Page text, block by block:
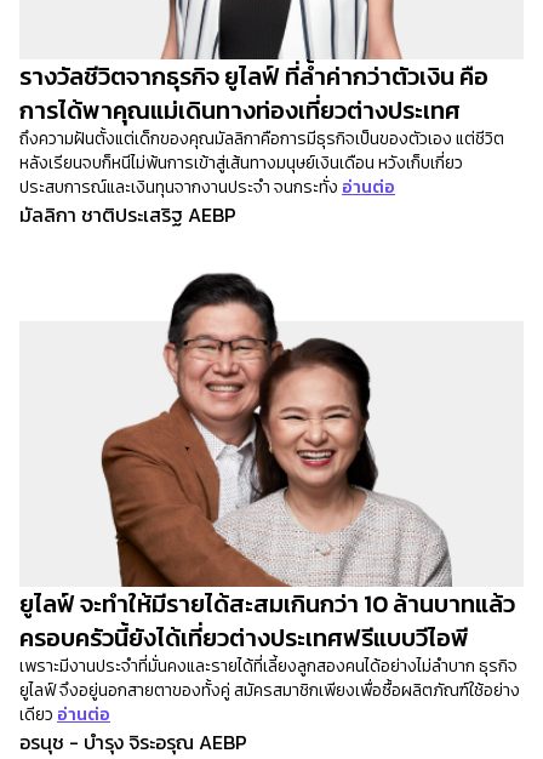
รางวัลชีวิตจากธุรกิจ ยูไลฟ์ ที่ล้ำค่ากว่าตัวเงิน คือ
การได้พาคุณแม่เดินทางท่องเที่ยวต่างประเทศ
ถึงความฝันตั้งแต่เด็กของคุณมัลลิกาคือการมีธุรกิจเป็นของตัวเอง แต่ชีวิต
หลังเรียนจบก็หนีไม่พ้นการเข้าสู่เส้นทางมนุษย์เงินเดือน หวังเก็บเกี่ยว
ประสบการณ์และเงินทุนจากงานประจำ จนกระทั่งอ่านต่อ
มัลลิกา ชาติประเสริฐ AEBP
ยูไลฟ์ จะทำให้มีรายได้สะสมเกินกว่า 10 ล้านบาทแล้ว
ครอบครัวนี้ยังได้เที่ยวต่างประเทศฟรีแบบวีไอพี
เพราะมีงานประจำที่มั่นคงและรายได้ที่เลี้ยงลูกสองคนได้อย่างไม่ลำบาก ธุรกิจ
ยูไลฟ์ จึงอยู่นอกสายตาของทั้งคู่ สมัครสมาชิกเพียงเพื่อซื้อผลิตภัณฑ์ใช้อย่าง
เดียว อ่านต่อ
อรนุช - บำรุง จิระอรุณ AEBP